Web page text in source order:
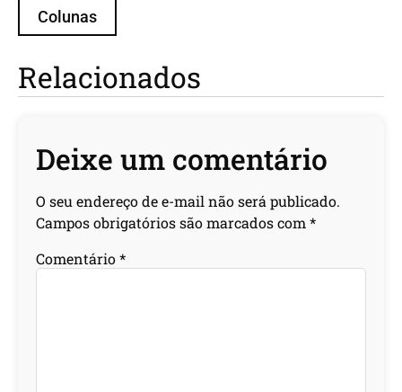
Colunas
Relacionados
Deixe um comentário
O seu endereço de e-mail não será publicado.
Campos obrigatórios são marcados com *
Comentário*